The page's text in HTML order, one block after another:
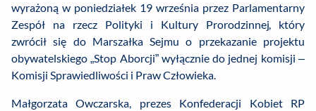
wyrażoną w poniedziałek 19 września przez Parlamentarny
Zespół na rzecz Polityki i Kultury Prorodzinnej, który
zwrócił się do Marszałka Sejmu o przekazanie projektu
obywatelskiego „Stop Aborcji” wyłącznie do jednej komisji –
Komisji Sprawiedliwości i Praw Człowieka.
Małgorzata Owczarska, prezes Konfederacji Kobiet RP